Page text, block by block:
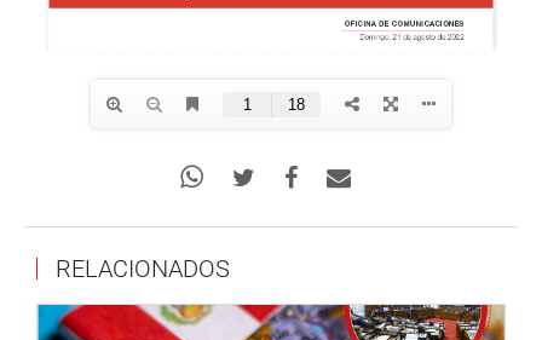
RELACIONADOS